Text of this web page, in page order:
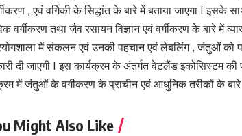
, एवं वर्गिकी के सिद्धांत के बारे में बताया जाएगा I इसके
वर्गीकरण तथा जैव रसायन विज्ञान एवं वर्गीकरण के बारे में
में संकलन एवं उनकी पहचान एवं लेबलिंग , जंतुओं को
दी जाएगी I इस कार्यक्रम के अंतर्गत वेटलैंड इकोसिस्टम
में जंतुओं के वर्गीकरण के प्राचीन एवं आधुनिक तरीकों के बारे में
Might Also Like